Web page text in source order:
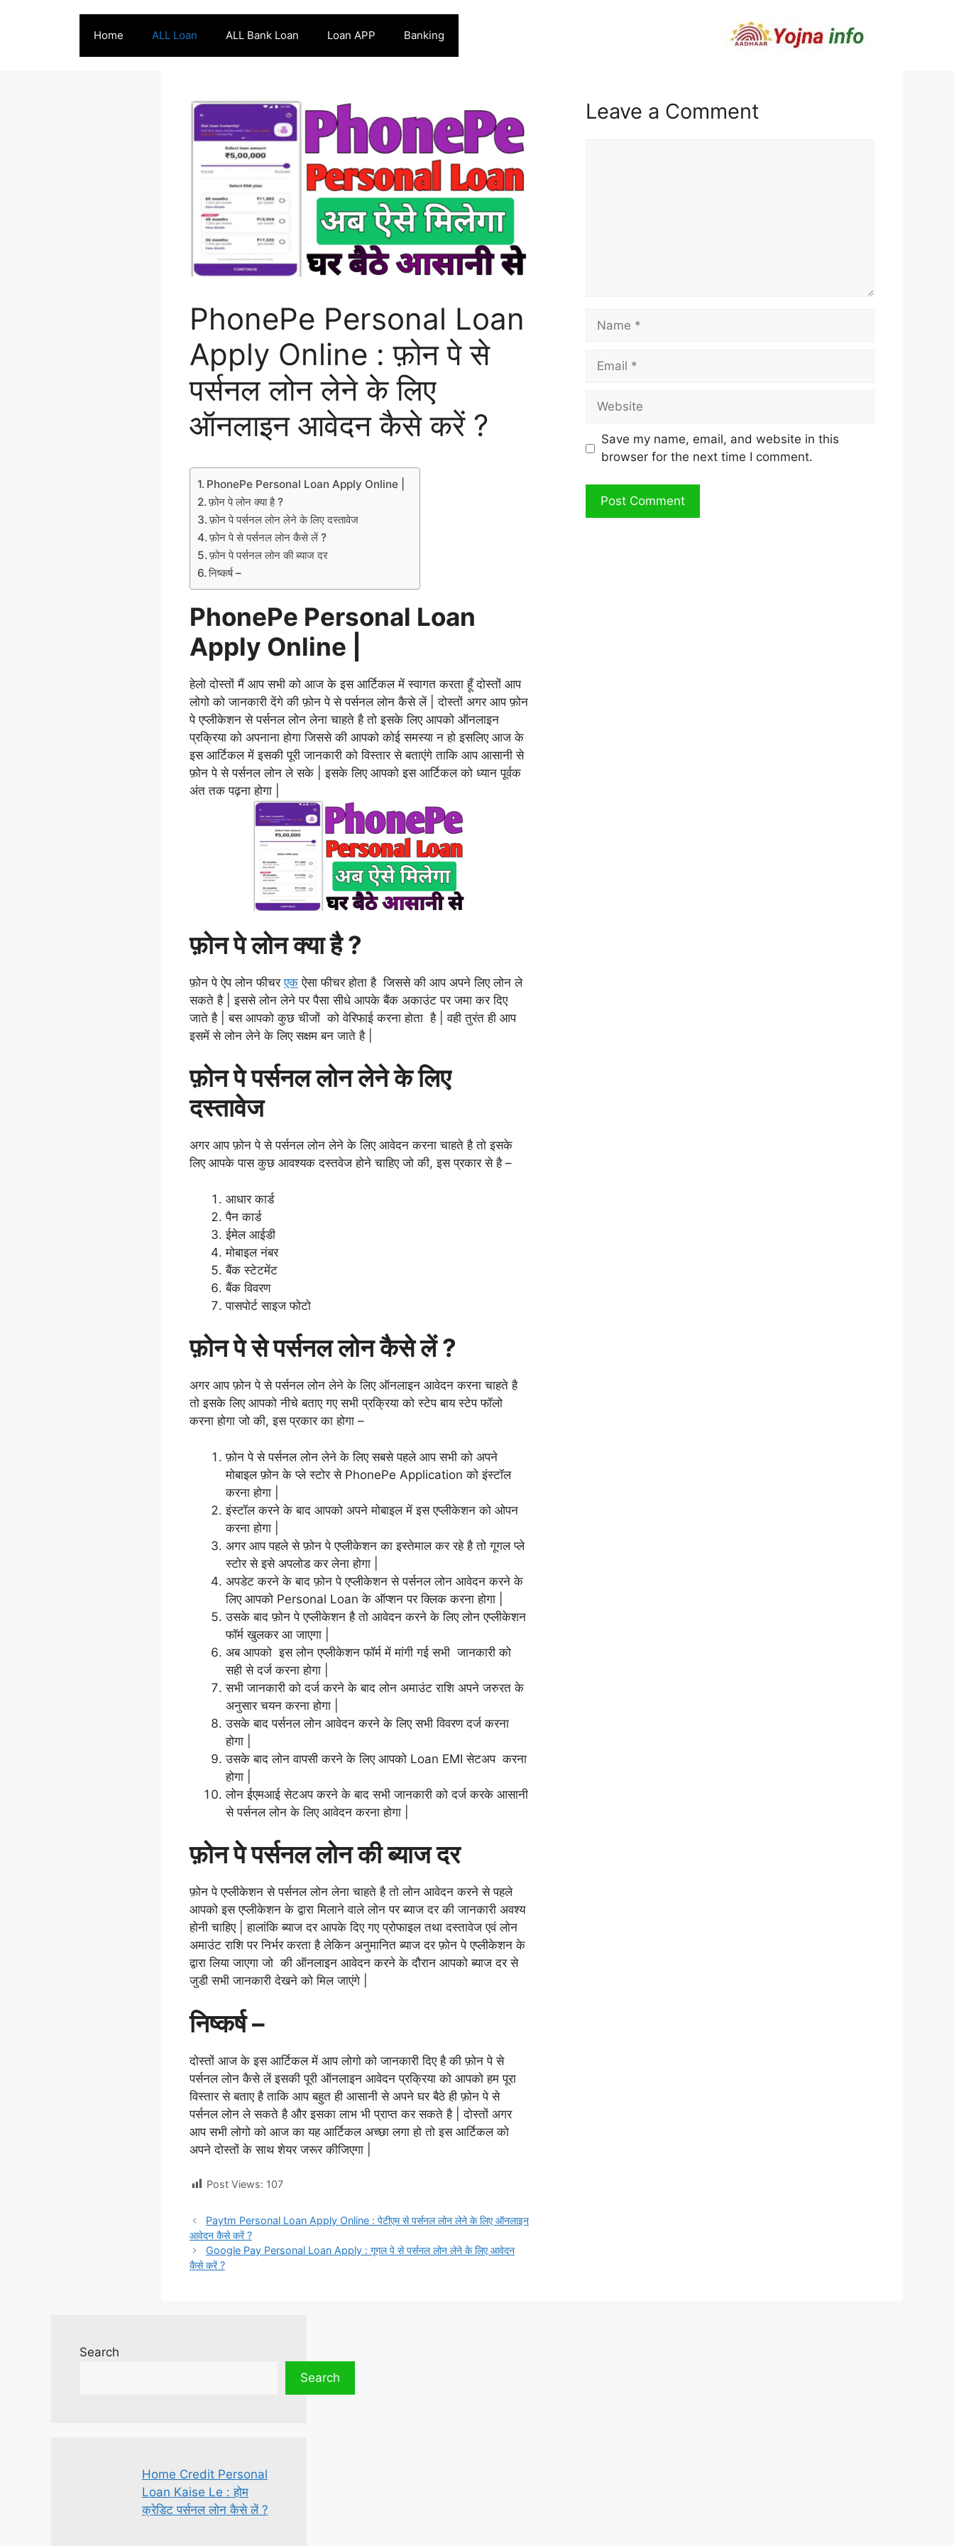
Home ALL Loan ALL Bank Loan Loan APP Banking
PhonePe Personal Loan
Apply Online : फ़ोन पे से
पर्सनल लोन लेने के लिए
ऑनलाइन आवेदन कैसे करें ?
PhonePe Personal Loan Apply Online |
फ़ोन पे लोन क्या है ?
फ़ोन पे पर्सनल लोन लेने के लिए दस्तावेज
फ़ोन पे से पर्सनल लोन कैसे लें ?
फ़ोन पे पर्सनल लोन की ब्याज दर
निष्कर्ष –
PhonePe Personal Loan
Apply Online |
हेलो दोस्तों मैं आप सभी को आज के इस आर्टिकल में स्वागत करता हूँ दोस्तों आप
लोगो कोजानकारीदेंगे की फ़ोन पे से पर्सनल लोन कैसे लें | दोस्तों अगर आप फ़ोन
पे एप्लीकेशन से पर्सनल लोन लेना चाहते है तो इसके लिए आपको ऑनलाइन
प्रक्रिया को अपनाना होगा जिससे की आपको कोई समस्या न हो इसलिए आज के
इस आर्टिकल में इसकी पूरी जानकारी को विस्तार से बताएंगे ताकि आप आसानी से
फ़ोन पे से पर्सनल लोन ले सके | इसके लिए आपको इस आर्टिकल को ध्यान पूर्वक
अंत तक पढ़ना होगा |
फ़ोन पे लोन क्या है ?
फ़ोन पे ऐप लोन फीचरएकऐसा फीचर होता है जिससे की आप अपने लिए लोन ले
सकते है | इससे लोन लेने पर पैसा सीधे आपके बैंक अकाउंट पर जमा कर दिए
जाते है | बस आपको कुछ चीजों को वेरिफाई करना होता है | वही तुरंत ही आप
इसमें से लोन लेने के लिए सक्षम बन जाते है |
फ़ोन पे पर्सनल लोन लेने के लिए
दस्तावेज
अगर आप फ़ोन पे से पर्सनल लोन लेने के लिए आवेदन करना चाहते है तो इसके
लिए आपके पास कुछ आवश्यक दस्तवेज होने चाहिए जो की, इस प्रकार से है –
आधार कार्ड
पैन कार्ड
ईमेल आईडी
मोबाइल नंबर
बैंक स्टेटमेंट
बैंक विवरण
पासपोर्ट साइज फोटो
फ़ोन पे से पर्सनल लोन कैसे लें ?
अगर आप फ़ोन पे से पर्सनल लोन लेने के लिए ऑनलाइन आवेदन करना चाहते है
तो इसके लिए आपको नीचे बताए गए सभी प्रक्रिया को स्टेप बाय स्टेप फॉलो
करना होगा जो की, इस प्रकार का होगा –
फ़ोन पे से पर्सनल लोन लेने के लिए सबसे पहले आप सभी को अपने
मोबाइल फ़ोन के प्ले स्टोर से PhonePe Application को इंस्टॉल
करना होगा |
इंस्टॉल करने के बाद आपको अपने मोबाइल में इस एप्लीकेशन को ओपन
करना होगा |
अगर आप पहले से फ़ोन पे एप्लीकेशन का इस्तेमाल कर रहे है तो गूगल प्ले
स्टोर से इसे अपलोड कर लेना होगा |
अपडेट करने के बाद फ़ोन पे एप्लीकेशन से पर्सनल लोन आवेदन करने के
लिए आपको Personal Loan के ऑप्शन पर क्लिक करना होगा |
उसके बाद फ़ोन पे एप्लीकेशन है तो आवेदन करने के लिए लोन एप्लीकेशन
फॉर्म खुलकर आ जाएगा |
अब आपको इस लोन एप्लीकेशन फॉर्म में मांगी गई सभी जानकारी को
सही से दर्ज करना होगा |
सभी जानकारी को दर्ज करने के बाद लोन अमाउंट राशि अपने जरुरत के
अनुसार चयन करना होगा |
उसके बाद पर्सनल लोन आवेदन करने के लिए सभी विवरण दर्ज करना
होगा |
उसके बाद लोन वापसी करने के लिए आपको Loan EMI सेटअप करना
होगा |
लोन ईएमआई सेटअप करने के बाद सभी जानकारी को दर्ज करके आसानी
से पर्सनल लोन के लिए आवेदन करना होगा |
फ़ोन पे पर्सनल लोन की ब्याज दर
फ़ोन पे एप्लीकेशन से पर्सनल लोन लेना चाहते है तो लोन आवेदन करने से पहले
आपको इस एप्लीकेशन के द्वारा मिलाने वाले लोन पर ब्याज दर की जानकारी अवश्य
होनी चाहिए |हालांकि ब्याज दर आपके दिए गए प्रोफाइल तथा दस्तावेज एवं लोन
अमाउंट राशि पर निर्भर करता है लेकिन अनुमानित ब्याज दर फ़ोन पे एप्लीकेशन के
द्वारा लिया जाएगा जो की ऑनलाइन आवेदन करने के दौरान आपको ब्याज दर से
जुडी सभी जानकारी देखने को मिल जाएंगे |
निष्कर्ष –
दोस्तों आज के इस आर्टिकल में आप लोगो को जानकारी दिए है की फ़ोन पे से
पर्सनल लोन कैसे लें इसकी पूरी ऑनलाइन आवेदन प्रक्रिया को आपको हम पूरा
विस्तार से बताए है ताकि आप बहुत ही आसानी से अपने घर बैठे ही फ़ोन पे से
पर्सनल लोन ले सकते है और इसका लाभ भी प्राप्त कर सकते है | दोस्तों अगर
आप सभी लोगो को आज का यह आर्टिकल अच्छा लगा हो तो इस आर्टिकल को
अपने दोस्तों के साथ शेयर जरूर कीजिएगा |
Post Views: 107
Paytm Personal Loan Apply Online : पेटीएम से पर्सनल लोन लेने के लिए ऑनलाइन
आवेदन कैसे करें ?
Google Pay Personal Loan Apply : गूगल पे से पर्सनल लोन लेने के लिए आवेदन
कैसे करें ?
Leave a Comment
Name
Email
Website
Save my name, email, and website in this
browser for the next time I comment.
Search
Search
Home Credit Personal
Loan Kaise Le : होम
क्रेडिट पर्सनल लोन कैसे लें ?